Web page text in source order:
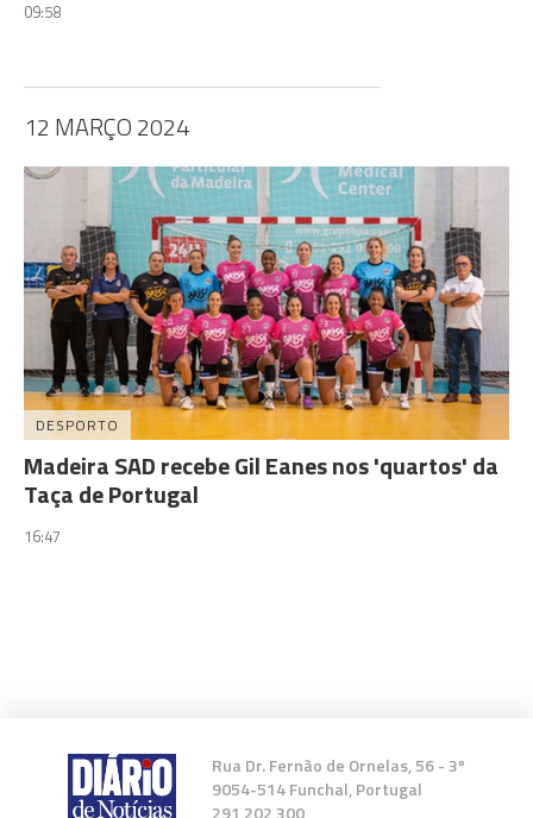
09:58
12 MARÇO 2024
DESPORTO
Madeira SAD recebe Gil Eanes nos 'quartos' da
Taça de Portugal
16:47
Rua Dr. Fernão de Ornelas, 56 - 3º
9054-514 Funchal, Portugal
291 202 300